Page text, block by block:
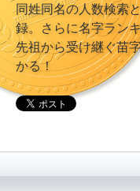
同姓同名の人数検索
録。さらに名字ラン
先祖から受け継ぐ苗
かる！